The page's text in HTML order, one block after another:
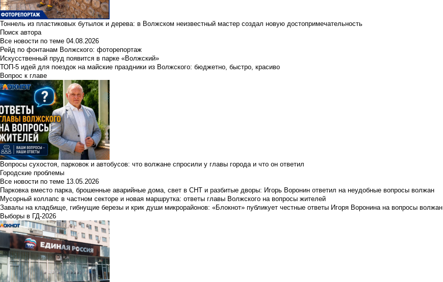
Тоннель из пластиковых бутылок и дерева: в Волжском неизвестный мастер создал новую достопримечательность
Поиск автора
Все новости по теме 04.08.2026
Рейд по фонтанам Волжского: фоторепортаж
Искусственный пруд появится в парке «Волжский»
ТОП-5 идей для поездок на майские праздники из Волжского: бюджетно, быстро, красиво
Вопрос к главе
Вопросы сухостоя, парковок и автобусов: что волжане спросили у главы города и что он ответил
Городские проблемы
Все новости по теме 13.05.2026
Парковка вместо парка, брошенные аварийные дома, свет в СНТ и разбитые дворы: Игорь Воронин ответил на неудобные вопросы волжан
Мусорный коллапс в частном секторе и новая маршрутка: ответы главы Волжского на вопросы жителей
Завалы на кладбище, гибнущие березы и крик души микрорайонов: «Блокнот» публикует честные ответы Игоря Воронина на вопросы волжан
Выборы в ГД-2026